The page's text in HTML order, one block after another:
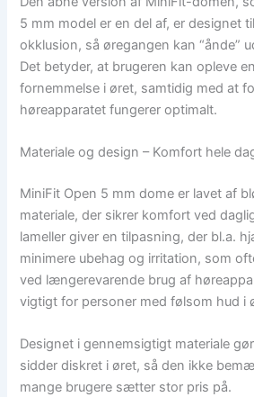
5 mm model er en del af, er designet
okklusion, så øregangen kan “ånde”
Det betyder, at brugeren kan opleve
fornemmelse i øret, samtidig med at
høreapparatet fungerer optimalt.
Materiale og design – Komfort hele
MiniFit Open 5 mm dome er lavet af
materiale, der sikrer komfort ved
lameller giver en tilpasning, der bl.a.
minimere ubehag og irritation, som
ved længerevarende brug af
vigtigt for personer med følsom hud i
Designet i gennemsigtigt materiale
sidder diskret i øret, så den ikke
mange brugere sætter stor pris på.